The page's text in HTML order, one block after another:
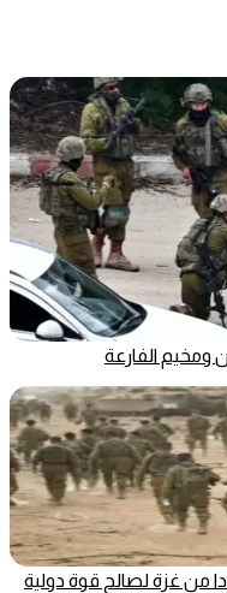
ومخيم الفارعة
من غزة لصالح قوة دولية